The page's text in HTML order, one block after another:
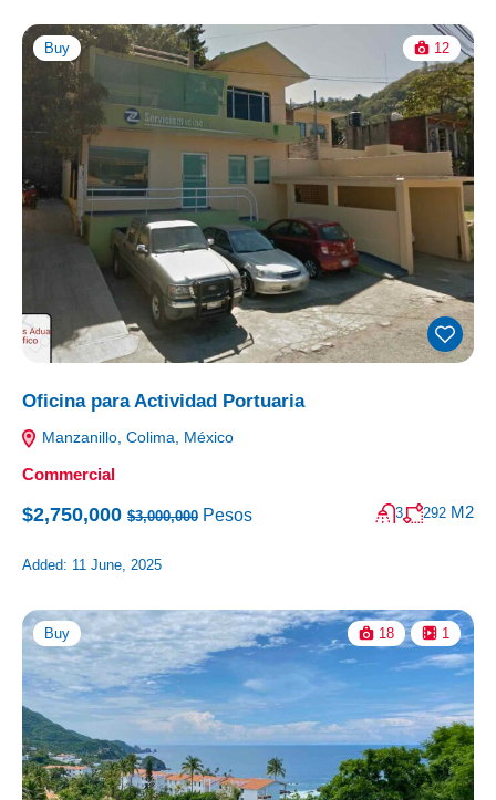
Buy 12
Oficina para Actividad Portuaria
Manzanillo, Colima, México
Commercial
$2,750,000 $3,000,000 Pesos 3 292 M2
Added: 11 June, 2025
Buy 18 1